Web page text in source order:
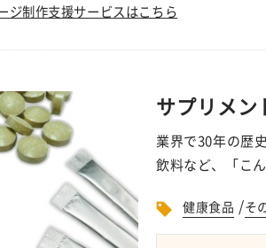
ジ制作支援サービスはこちら
サプリメン
業界で30年の歴
飲料など、「こ
健康食品 /そ